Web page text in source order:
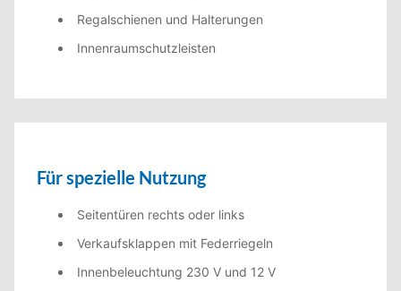
Regalschienen und Halterungen
Innenraumschutzleisten
Für spezielle Nutzung
Seitentüren rechts oder links
Verkaufsklappen mit Federriegeln
Innenbeleuchtung 230 V und 12 V